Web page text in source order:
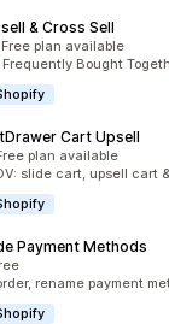
& Cross Sell
yhteensä
Free plan available
Bought
Cart Upsell
yhteensä
plan available
slide cart, upsell cart
Payment Methods
yhteensä
rename payment